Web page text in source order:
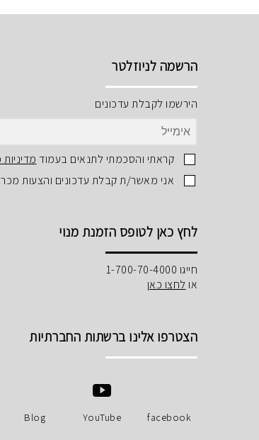
הרשמה לניוזלטר
הירשמו לקבלת עדכונים
קראתי והסכמתי לתנאים בעמוד
אני מאשר/ת קבלת עדכונים והצעות
לחץ כאן לטופס הזמנת מנוי
חייגו 1-700-70-4000
או לחצו כאן
הצטרפו אלינו ברשתות החברתיות
facebook
YouTube
Blog